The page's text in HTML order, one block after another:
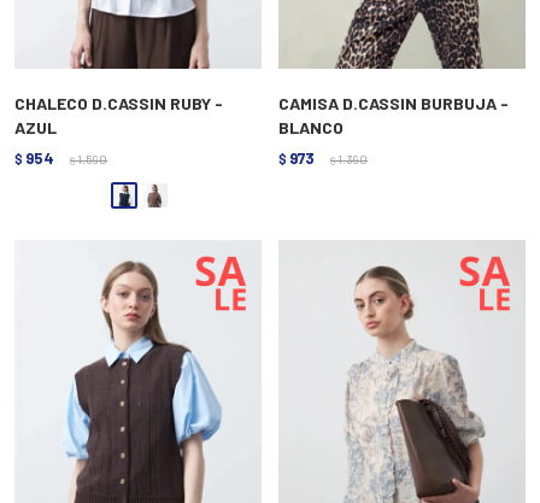
CHALECO D.CASSIN RUBY -
AZUL
$ 954 $ 1.590
CAMISA D.CASSIN BURBUJA -
BLANCO
$ 973 $ 1.390